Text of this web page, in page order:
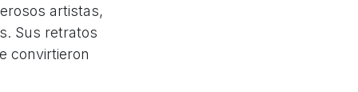
artistas,
Sus retratos
convirtieron